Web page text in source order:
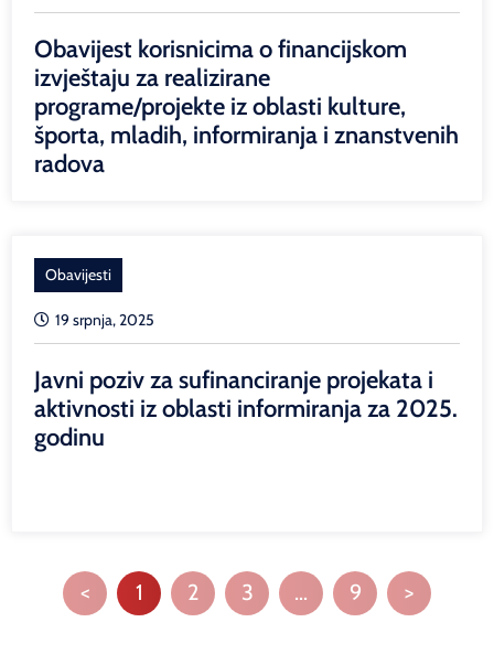
Obavijest korisnicima o financijskom
izvještaju za realizirane
programe/projekte iz oblasti kulture,
športa, mladih, informiranja i znanstvenih
radova
Obavijesti
19 srpnja, 2025
Javni poziv za sufinanciranje projekata i
aktivnosti iz oblasti informiranja za 2025.
godinu
< 1 2 3 … 9 >